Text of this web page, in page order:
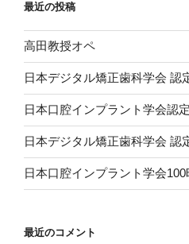
最近の投稿
高田教授オペ
日本デジタル矯正歯科学会 認
日本口腔インプラント学会認
日本デジタル矯正歯科学会 認
日本口腔インプラント学会100
最近のコメント